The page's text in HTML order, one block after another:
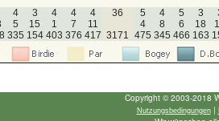
4 3 4 4 4 36 5 4 5 3
5 15 1 7 11 4 8 6 18
335 154 403 376 417 3171 475 345 466 163
Copyright © 2003-2018
Nutzungsbedingungen|